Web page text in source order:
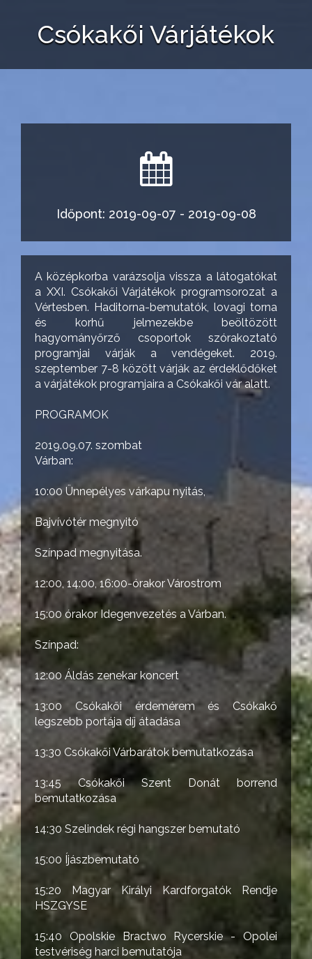
Csókakői Várjátékok
Időpont: 2019-09-07 - 2019-09-08
A középkorba varázsolja vissza a látogatókat
a XXI. Csókakői Várjátékok programsorozat a
Vértesben. Haditorna-bemutatók, lovagi torna
és korhű jelmezekbe beöltözött
hagyományőrző csoportok szórakoztató
programjai várják a vendégeket. 2019.
szeptember 7-8 között várják az érdeklődőket
a várjátékok programjaira a Csókakői vár alatt.
PROGRAMOK
2019.09.07. szombat
Várban:
10:00 Ünnepélyes várkapu nyitás,
Bajvívótér megnyitó
Színpad megnyitása.
12:00, 14:00, 16:00-órakor Várostrom
15:00 órakor Idegenvezetés a Várban.
Színpad:
12:00 Áldás zenekar koncert
13:00 Csókakői érdemérem és Csókakő
legszebb portája díj átadása
13:30 Csókakői Várbarátok bemutatkozása
13:45 Csókakői Szent Donát borrend
bemutatkozása
14:30 Szelindek régi hangszer bemutató
15:00 Íjászbemutató
15:20 Magyar Királyi Kardforgatók Rendje
HSZGYSE
15:40 Opolskie Bractwo Rycerskie - Opolei
testvériség harci bemutatója